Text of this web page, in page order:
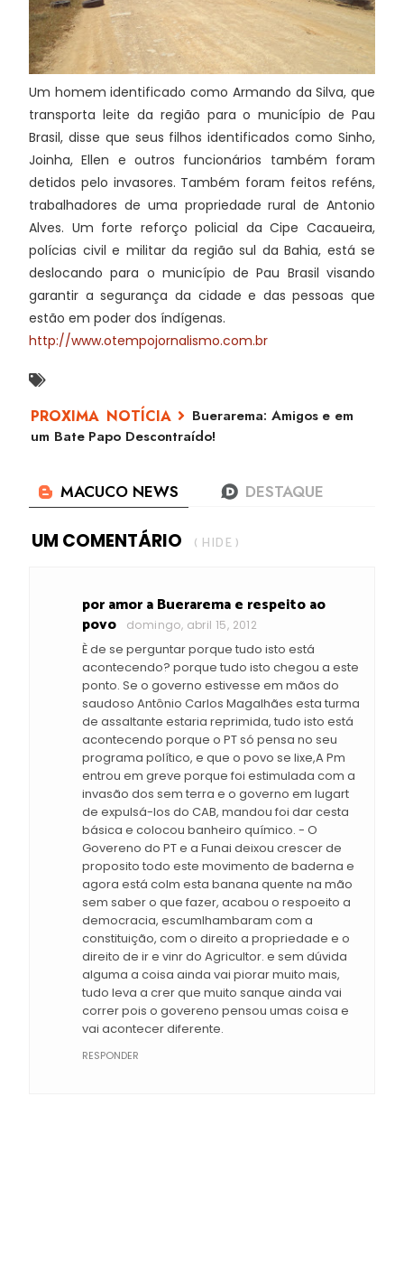
Um homem identificado como Armando da Silva, que
transporta leite da região para o município de Pau
Brasil, disse que seus filhos identificados como Sinho,
Joinha, Ellen e outros funcionários também foram
detidos pelo invasores. Também foram feitos reféns,
trabalhadores de uma propriedade rural de Antonio
Alves. Um forte reforço policial da Cipe Cacaueira,
polícias civil e militar da região sul da Bahia, está se
deslocando para o município de Pau Brasil visando
garantir a segurança da cidade e das pessoas que
estão em poder dos índígenas.
http://www.otempojornalismo.com.br
Buerarema: Amigos e em
um Bate Papo Descontraído!
UM COMENTÁRIO ( HIDE )
por amor a Buerarema e respeito ao
povo
domingo, abril 15, 2012
È de se perguntar porque tudo isto está
acontecendo? porque tudo isto chegou a este
ponto. Se o governo estivesse em mãos do
saudoso Antônio Carlos Magalhães esta turma
de assaltante estaria reprimida, tudo isto está
acontecendo porque o PT só pensa no seu
programa político, e que o povo se lixe,A Pm
entrou em greve porque foi estimulada com a
invasão dos sem terra e o governo em lugart
de expulsá-los do CAB, mandou foi dar cesta
básica e colocou banheiro químico. - O
Govereno do PT e a Funai deixou crescer de
proposito todo este movimento de baderna e
agora está colm esta banana quente na mão
sem saber o que fazer, acabou o respoeito a
democracia, escumlhambaram com a
constituição, com o direito a propriedade e o
direito de ir e vinr do Agricultor. e sem dúvida
alguma a coisa ainda vai piorar muito mais,
tudo leva a crer que muito sanque ainda vai
correr pois o govereno pensou umas coisa e
vai acontecer diferente.
RESPONDER